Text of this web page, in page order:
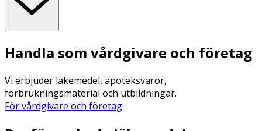
Handla som vårdgivare och företag
Vi erbjuder läkemedel, apoteksvaror,
förbrukningsmaterial och utbildningar.
För vårdgivare och företag